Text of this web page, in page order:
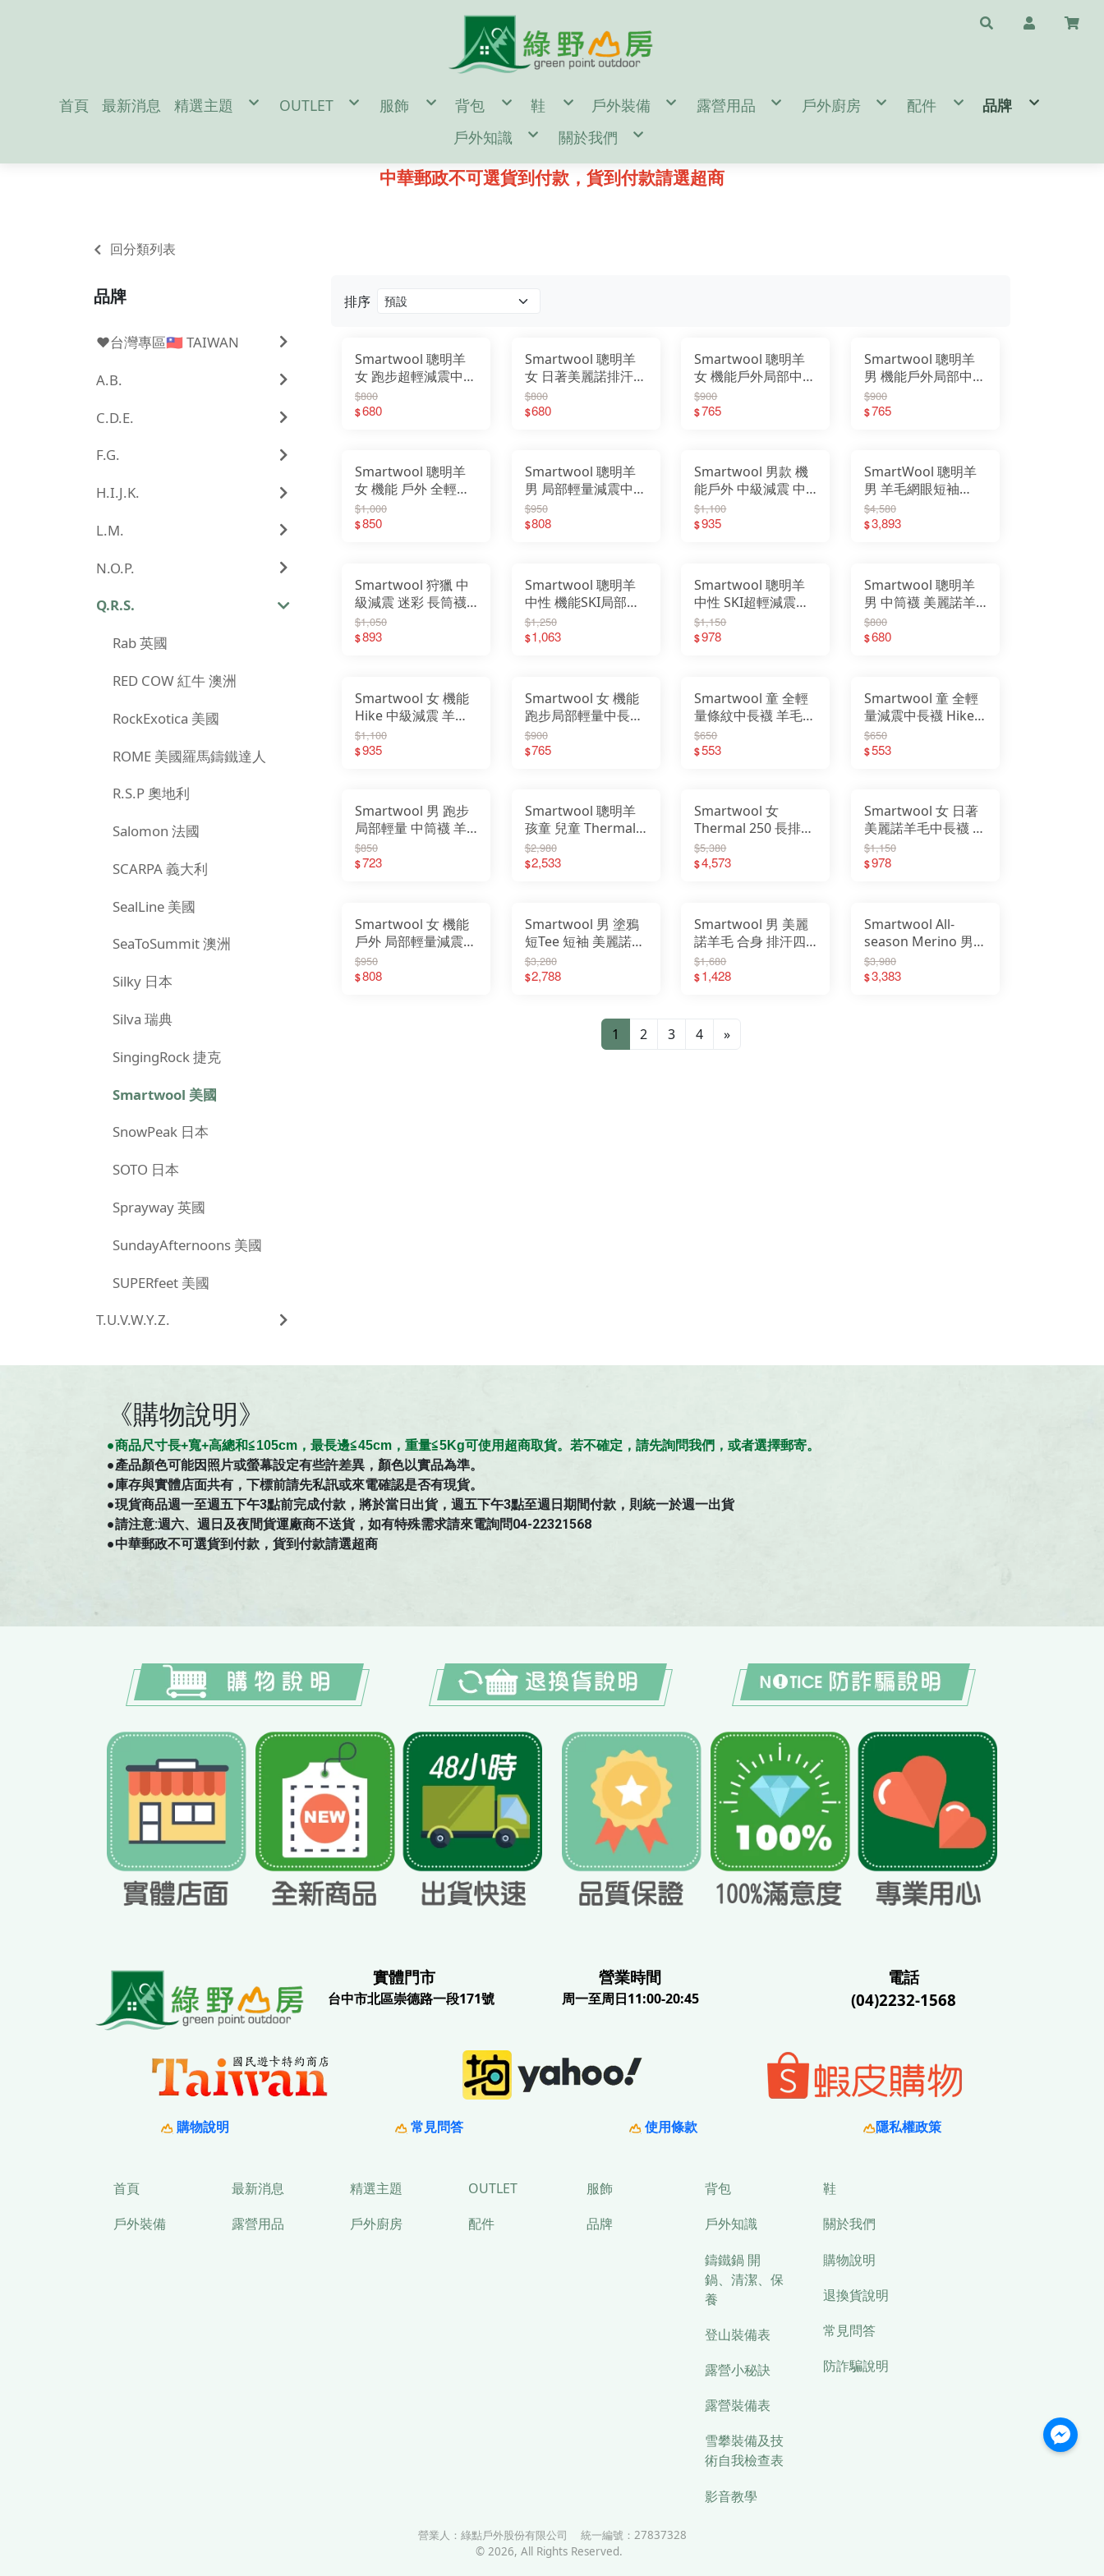
首頁 最新消息 精選主題
聖誕交換禮物
OUTLET 服飾
♀襪子
二件式防水透氣保暖外套
保暖帽
遮陽帽
背包
35~54公升背包(二至三天行程)
35公升↓背包(一日健行)
筆電包/電腦包
旅遊防盜包
側背包/腰包/皮夾
鞋
♂登山/健行鞋
♂野跑鞋
♀登山/健行鞋
♀野跑鞋
童/戶外鞋
雪鞋
戶外裝備
登山杖/ 吊帶 / 頭盔
登山帳篷/雨蓋/地布
頭燈/手電筒/照明設備
冰斧/冰爪/雪鏟/配件
鉤環/繩環/繩子
露營用品
營釘/營鎚/露營配件
風格野營 Bushcraft
戶外廚房
餐廚桌/廚房用品
配件
護具/瑜珈用品
品牌
H.I.J.K.
戶外知識
露營小秘訣
露營裝備表
關於我們
常見問答
防詐騙說明
中華郵政不可選貨到付款，貨到付款請選超商
回分類列表
排序
Smartwool 聰明羊
女 跑步超輕減震中筒
排汗襪 SW001676
$800
$680
Smartwool 聰明羊
女 日著美麗諾排汗中
長襪 小花 Everyday
Groovy Bloom
$800
$680
Smartwool 聰明羊
女 機能戶外局部中筒
美麗諾羊毛排汗襪
Dragon Stitch
$900
$765
Smartwool 聰明羊
男 機能戶外局部中筒
襪 Hike Mid Crew
Socks SW002853
$900
$765
Smartwool 聰明羊
女 機能 戶外 全輕量
減震 中長襪
SW003048
$1,000
$850
Smartwool 聰明羊
男 局部輕量減震中長
襪 苔蘚綠
SW003032
$950
$808
Smartwool 男款 機
能戶外 中級減震 中
長襪 Full Cushion 美
麗諾羊毛襪 健行襪
$1,100
$935
SmartWool 聰明羊
男 羊毛網眼短袖
Polo衫 Active Mesh
Polo SW003068
$4,580
$3,893
Smartwool 狩獵 中
級減震 迷彩 長筒襪
栗子棕 SW002265
$1,050
$893
Smartwool 聰明羊
中性 機能SKI局部輕
量減震滑雪高筒襪 探
險家 深海軍藍
$1,250
$1,063
Smartwool 聰明羊
中性 SKI超輕減震滑
雪高筒襪 SW002144
$1,150
$978
Smartwool 聰明羊
男 中筒襪 美麗諾羊
毛 羊毛襪 排汗襪 跑
步襪 運動襪 超輕減
$800
$680
Smartwool 女 機能
Hike 中級減震 羊毛
襪 美麗諾 中長襪 中
筒襪 SW001583
$1,100
$935
Smartwool 女 機能
跑步局部輕量中長襪
美麗諾 羊毛襪 中筒
襪 跑襪 SW001857
$900
$765
Smartwool 童 全輕
量條紋中長襪 羊毛襪
美麗諾 中筒襪 減震
Kids Hike 登山襪
$650
$553
Smartwool 童 全輕
量減震中長襪 Hike
Light 美麗諾羊毛 羊
毛襪 襪子 中筒襪
$650
$553
Smartwool 男 跑步
局部輕量 中筒襪 羊
毛襪 跑襪 美麗諾羊
毛 襪子 SW001663
$850
$723
Smartwool 聰明羊
孩童 兒童 Thermal
美麗諾羊毛長袖衫 保
暖衣 SW011557
$2,980
$2,533
Smartwool 女
Thermal 250 長排
立領 半拉 美麗諾羊
毛 排汗上衣
$5,380
$4,573
Smartwool 女 日著
美麗諾羊毛中長襪 排
汗襪 羊毛襪
SW002623
$1,150
$978
Smartwool 女 機能
戶外 局部輕量減震
中長襪 淺霧紫
SW002498
$950
$808
Smartwool 男 塗鴉
短Tee 短袖 美麗諾羊
毛 羊毛衣 山脈日出
SW002976
$3,280
$2,788
Smartwool 男 美麗
諾羊毛 合身 排汗四
角褲 SW016996
$1,680
$1,428
Smartwool All-
season Merino 男款
美麗諾羊毛內著長褲
150g/m² SW016959
$3,980
$3,383
1 2 3 4 »
品牌
❤️台灣專區🇹🇼 TAIWAN
A.B.
C.D.E.
F.G.
H.I.J.K.
L.M.
N.O.P.
Q.R.S.
Rab 英國
RED COW 紅牛 澳洲
RockExotica 美國
ROME 美國羅馬鑄鐵達人
R.S.P 奧地利
Salomon 法國
SCARPA 義大利
SealLine 美國
SeaToSummit 澳洲
Silky 日本
Silva 瑞典
SingingRock 捷克
Smartwool 美國
SnowPeak 日本
SOTO 日本
Sprayway 英國
SundayAfternoons 美國
SUPERfeet 美國
T.U.V.W.Y.Z.
《購物說明》
●商品尺寸長+寬+高總和≦105cm，最長邊≦45cm，重量≦5Kg可使用超商取貨。若不確定，請先詢問我們，或者選擇郵寄。
●產品顏色可能因照片或螢幕設定有些許差異，顏色以實品為準。
●庫存與實體店面共有，下標前請先私訊或來電確認是否有現貨。
●現貨商品週一至週五下午3點前完成付款，將於當日出貨，週五下午3點至週日期間付款，則統一於週一出貨
●請注意:週六、週日及夜間貨運廠商不送貨，如有特殊需求請來電詢問04-22321568
●中華郵政不可選貨到付款，貨到付款請選超商
實體門市
台中市北區崇德路一段171號
營業時間
周一至周日11:00-20:45
電話
(04)2232-1568
購物說明 常見問答 使用條款 隱私權政策
首頁 最新消息 精選主題 OUTLET 服飾 背包
鞋
戶外裝備
露營用品 戶外廚房 配件 品牌
戶外知識
鑄鐵鍋 開
鍋、清潔、保
養
登山裝備表
露營小秘訣
露營裝備表
雪攀裝備及技
術自我檢查表
影音教學
關於我們
購物說明
退換貨說明
常見問答
防詐騙說明
營業人： 綠點戶外股份有限公司 統一編號： 27837328
© 2026, All Rights Reserved.